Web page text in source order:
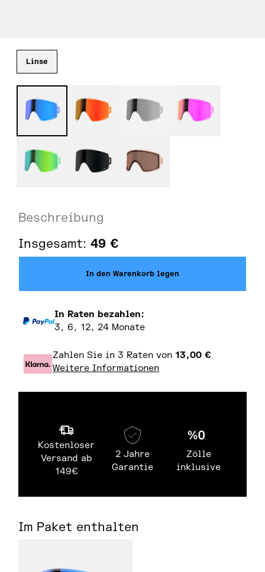
Linse
Beschreibung
Insgesamt:49 €
In den Warenkorb legen
In Raten bezahlen:
3, 6, 12, 24 Monate
Zahlen Sie in 3 Raten von 13,00 €
Weitere Informationen
Kostenloser
Versand ab
149€
2 Jahre
Garantie
Zölle
inklusive
Im Paket enthalten